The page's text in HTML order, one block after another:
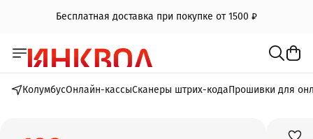
Бесплатная доставка при покупке от 1500 ₽
КолумбусОнлайн-кассыСканеры штрих-кодаПрошивки для